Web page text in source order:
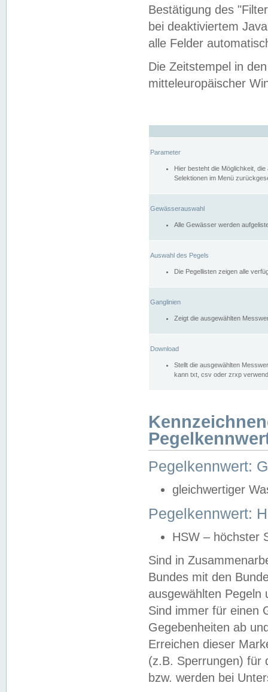
Bestätigung des
bei deaktiviertem
alle Felder
Die Zeitstempel in
mitteleuropäischer
Parameter
Hier besteht die Möglichkeit,
Selektionen im Menü
Gewässerauswahl
Alle Gewässer werden
Auswahl des Pegels
Die Pegellisten zeigen alle
Ganglinien
Zeigt die ausgewählten
Download
Stellt die ausgewählten
kann txt, csv oder zrxp
Pegelkennwert:
gleichwertiger
Pegelkennwert:
HSW – höchster
Sind in
Bundes mit den
ausgewählten
Sind immer für einen
Gegebenheiten ab
Erreichen dieser
(z.B. Sperrungen) für
bzw. werden bei